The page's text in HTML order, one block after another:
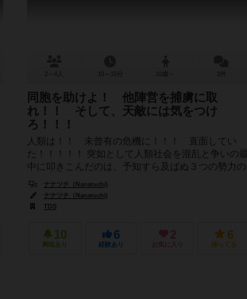
同胞を助けよ！ 他陣営を捕虜に取
れ！！ そして、天敵には気をつけ
ろ！！！
人類は！！ 未曾有の危機に！！！ 直面してい
た！！！！！ 突如として人類社会を混乱と争いの最
中に叩きこんだのは、予知すら及ばぬ３つの勢力の
侵略であった！！ すなわ...
ナナツチ（Nanatuchi)
ナナツチ（Nanatuchi)
TDS
10
興味あり
6
経験あり
2
お気に入り
6
持ってる